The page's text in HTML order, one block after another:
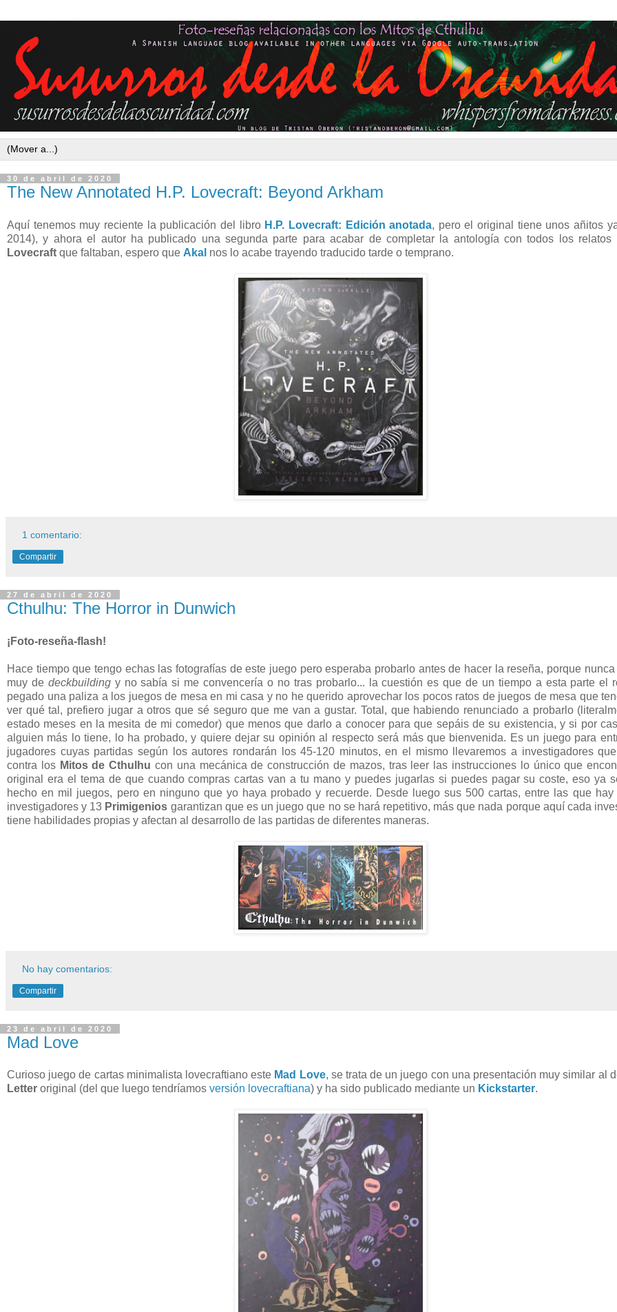
30 de abril de 2020
The New Annotated H.P. Lovecraft: Beyond Arkham
Aquí tenemos muy reciente la publicación del libro H.P. Lovecraft: Edición anotada, pero el original tiene unos añitos
2014), y ahora el autor ha publicado una segunda parte para acabar de completar la antología con todos los relatos
Lovecraft que faltaban, espero que Akal nos lo acabe trayendo traducido tarde o temprano.
1 comentario:
Compartir
27 de abril de 2020
Cthulhu: The Horror in Dunwich
¡Foto-reseña-flash!
Hace tiempo que tengo echas las fotografías de este juego pero esperaba probarlo antes de hacer la reseña, porque
muy de deckbuildingy no sabía si me convencería o no tras probarlo... la cuestión es que de un tiempo a esta parte el
pegado una paliza a los juegos de mesa en mi casa y no he querido aprovechar los pocos ratos de juegos de mesa que
ver qué tal, prefiero jugar a otros que sé seguro que me van a gustar. Total, que habiendo renunciado a probarlo
estado meses en la mesita de mi comedor) que menos que darlo a conocer para que sepáis de su existencia, y si por
alguien más lo tiene, lo ha probado, y quiere dejar su opinión al respecto será más que bienvenida. Es un juego para
jugadores cuyas partidas según los autores rondarán los 45-120 minutos, en el mismo llevaremos a investigadores
contra los Mitos de Cthulhu con una mecánica de construcción de mazos, tras leer las instrucciones lo único que
original era el tema de que cuando compras cartas van a tu mano y puedes jugarlas si puedes pagar su coste, eso ya
hecho en mil juegos, pero en ninguno que yo haya probado y recuerde. Desde luego sus 500 cartas, entre las que
investigadores y 13 Primigenios garantizan que es un juego que no se hará repetitivo, más que nada porque aquí cada
tiene habilidades propias y afectan al desarrollo de las partidas de diferentes maneras.
No hay comentarios:
Compartir
23 de abril de 2020
Mad Love
Curioso juego de cartas minimalista lovecraftiano este Mad Love, se trata de un juego con una presentación muy similar al
Letter original (del que luego tendríamos versión lovecraftiana) y ha sido publicado mediante un Kickstarter.